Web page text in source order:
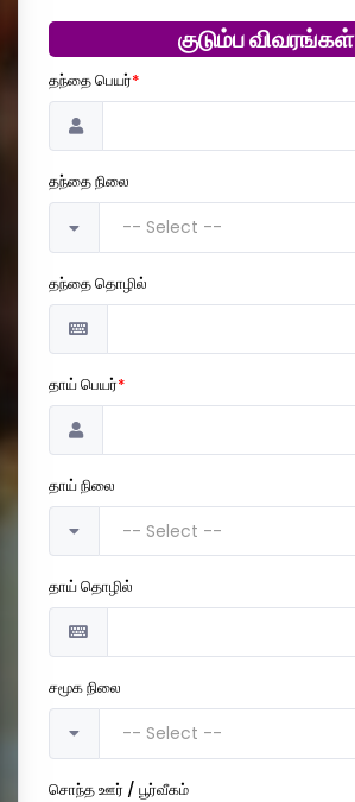
குடும்ப விவரங்கள்
தந்தை பெயர்*
தந்தை நிலை
-- Select --
தந்தை தொழில்
தாய் பெயர்*
தாய் நிலை
-- Select --
தாய் தொழில்
சமூக நிலை
-- Select --
சொந்த ஊர் / பூர்வீகம்